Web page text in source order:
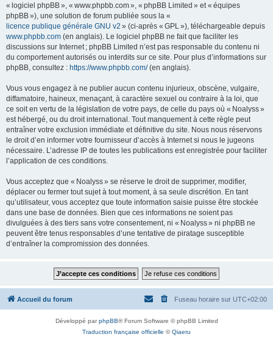
« logiciel phpBB », « www.phpbb.com », « phpBB Limited » et « équipes
phpBB »), une solution de forum publiée sous la «
licence publique générale GNU v2 » (ci-après « GPL »), téléchargeable depuis
www.phpbb.com (en anglais). Le logiciel phpBB ne fait que faciliter les
discussions sur Internet ; phpBB Limited n’est pas responsable du contenu ni
du comportement autorisés ou interdits sur ce site. Pour plus d’informations sur
phpBB, consultez : https://www.phpbb.com/(en anglais).
Vous vous engagez à ne publier aucun contenu injurieux, obscène, vulgaire,
diffamatoire, haineux, menaçant, à caractère sexuel ou contraire à la loi, que
ce soit en vertu de la législation de votre pays, de celle du pays où « Noalyss »
est hébergé, ou du droit international. Tout manquement à cette règle peut
entraîner votre exclusion immédiate et définitive du site. Nous nous réservons
le droit d’en informer votre fournisseur d’accès à Internet si nous le jugeons
nécessaire. L’adresse IP de toutes les publications est enregistrée pour faciliter
l’application de ces conditions.
Vous acceptez que « Noalyss » se réserve le droit de supprimer, modifier,
déplacer ou fermer tout sujet à tout moment, à sa seule discrétion. En tant
qu’utilisateur, vous acceptez que toute information saisie puisse être stockée
dans une base de données. Bien que ces informations ne soient pas
divulguées à des tiers sans votre consentement, ni « Noalyss » ni phpBB ne
peuvent être tenus responsables d’une tentative de piratage susceptible
d’entraîner la compromission des données.
Accueil du forum Fuseau horaire sur UTC+02:00
Développé parphpBB® Forum Software © phpBB Limited
Traduction française officielle ©Qiaeru